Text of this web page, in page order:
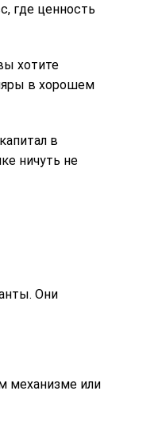
где ценность
хотите
в хорошем
в
ничуть не
Они
механизме или